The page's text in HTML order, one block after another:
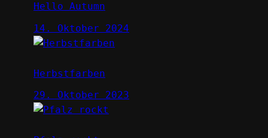
Hello Autumn
14. Oktober 2024
Herbstfarben
29. Oktober 2023